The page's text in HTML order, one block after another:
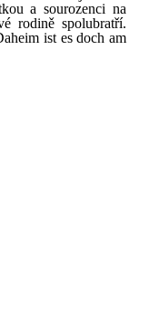
a sourozenci na
rodině spolubratří.
ist es doch am